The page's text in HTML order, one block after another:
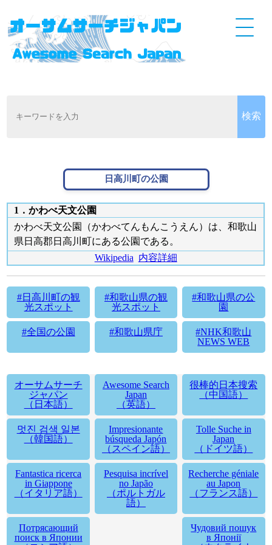
日高川町の公園
1．かわべ天文公園
かわべ天文公園（かわべてんもんこうえん）は、和歌山
県日高郡日高川町にある公園である。
Wikipedia 内容詳細
#日高川町の観
光スポット
#和歌山県の観
光スポット
#和歌山県の公
園
#全国の公園 #和歌山県庁
#NHK和歌山
NEWS WEB
オーサムサーチ
ジャパン
（日本語）
Awesome Search
Japan
（英語）
很棒的日本搜索
（中国語）
멋진 검색 일본
（韓国語）
Impresionante
búsqueda Japón
（スペイン語）
Tolle Suche in
Japan
（ドイツ語）
Fantastica ricerca
in Giappone
（イタリア語）
Pesquisa incrível
no Japão
（ポルトガル
語）
Recherche géniale
au Japon
（フランス語）
Потрясающий
поиск в Японии
Чудовий пошук
в Японії